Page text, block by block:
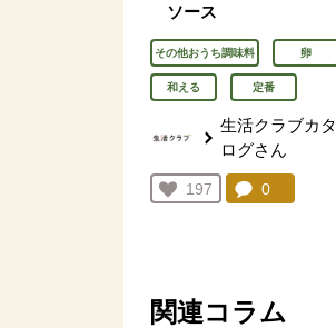
ソース
その他おうち調味料 卵
和える 定番
生活クラブカタ
ログさん
お気に入り登録：
197
人が登録
コメント：
0
関連コラム